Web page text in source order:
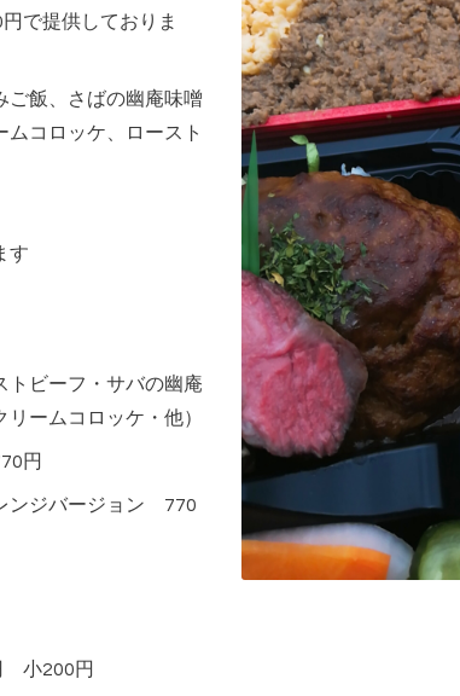
で提供しておりま
ご飯、さばの幽庵味噌
コロッケ、ロースト
す
ビーフ・サバの幽庵
ームコロッケ・他）
円
ンジバージョン 770
小200円